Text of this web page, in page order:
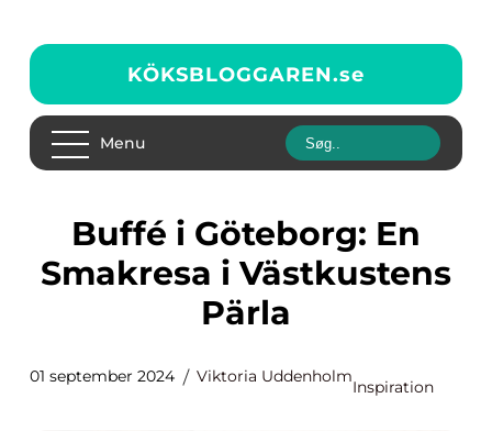
KÖKSBLOGGAREN.se
Menu
Buffé i Göteborg: En
Smakresa i Västkustens
Pärla
01 september 2024 Viktoria Uddenholm
Inspiration